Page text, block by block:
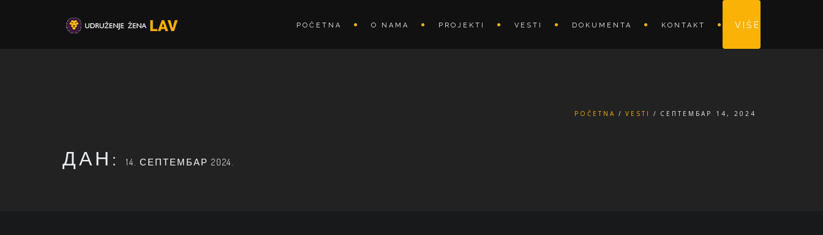
POČETNA O NAMA PROJEKTI VESTI DOKUMENTA KONTAKT VIŠE
ДАН: 14. СЕПТЕМБАР 2024.
POČETNA VESTI СЕПТЕМБАР 14, 2024